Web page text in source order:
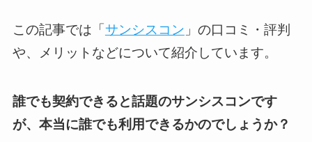
この記事では「サンシスコン 」の口コミ・評判
や、メリットなどについて紹介しています。
誰でも契約できると話題のサンシスコンです
が、本当に誰でも利用できるかのでしょうか？